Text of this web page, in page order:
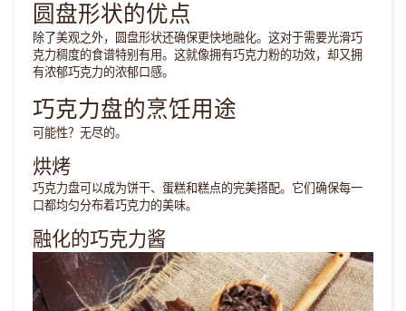
圆盘形状的优点
除了美观之外，圆盘形状还确保更快地融化。这对于需要光滑巧
克力稠度的食谱特别有用。这就像拥有巧克力粉的功效，却又拥
有浓郁巧克力的浓郁口感。
巧克力盘的烹饪用途
可能性？无尽的。
烘烤
巧克力盘可以成为饼干、蛋糕和糕点的完美搭配。它们确保每一
口都均匀分布着巧克力的美味。
融化的巧克力酱